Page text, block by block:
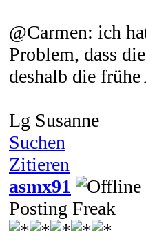
@Carmen: ich
Problem, dass
deshalb die frühe
Lg Susanne
Suchen
Zitieren
asmx91
Posting Freak